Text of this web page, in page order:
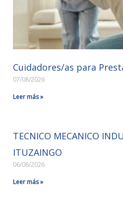
Cuidadores/as para
07/08/2026
Leer más »
TECNICO MECANICO
ITUZAINGO
06/08/2026
Leer más »